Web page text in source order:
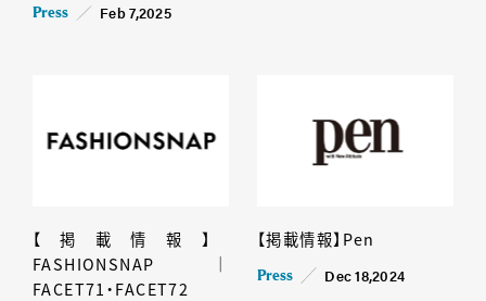
Press Feb 7,2025
【掲載情報】
FASHIONSNAP｜
FACET71・FACET72
【掲載情報】Pen
Press Dec 18,2024